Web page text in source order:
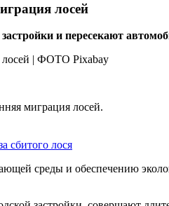
лосей
и пересекают
миграция лосей.
сбитого лося
среды и обеспечению